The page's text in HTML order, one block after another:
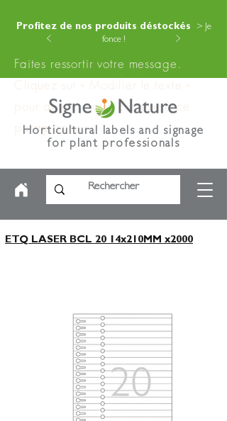
Profitez de nos produits déstockés
> Je
fonce !
Faites ressortir votre message.
Cliquez sur « Modifier le texte »
pour ajouter votre contenu à ce
paragraphe.
Horticultural labels and signage
for plant professionals
ETQ LASER BCL 20 14x210MM x2000